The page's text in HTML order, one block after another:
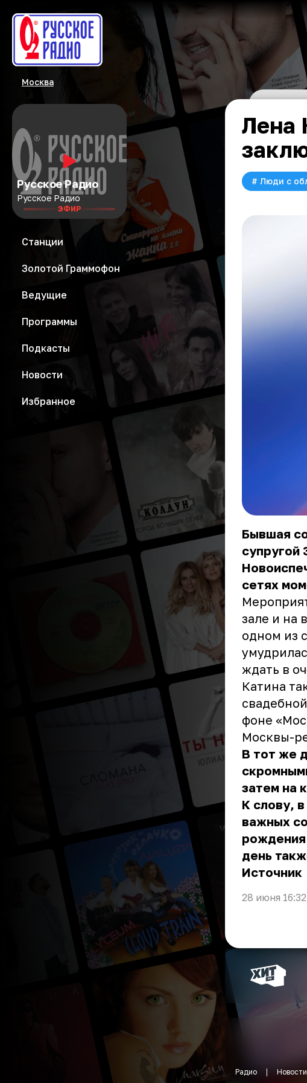
Москва
Русское Радио
Русское Радио
ЭФИР
Станции
Золотой Граммофон
Ведущие
Программы
Подкасты
Новости
Избранное
Лена
# Люди с
Бывшая
супругой
сетях
зале и на
одном из
ждать в
Катина
фоне
Москвы-
В тот же
затем на
К слову,
важных
рождения
день
Источник
28 июня
Радио Новости